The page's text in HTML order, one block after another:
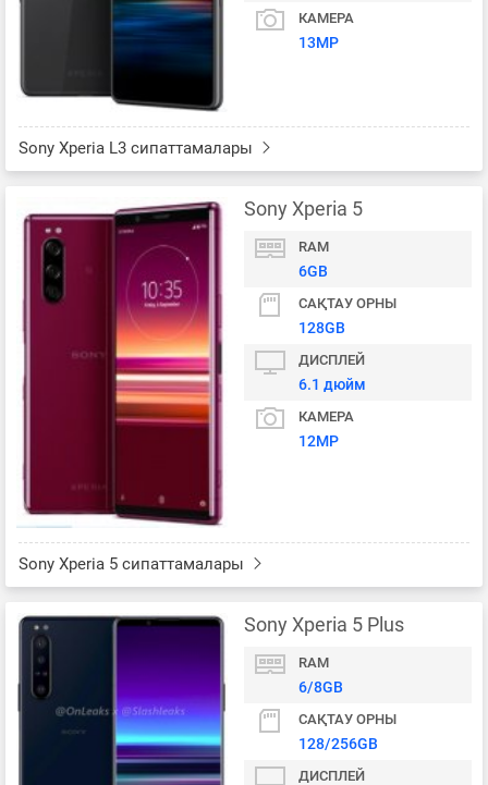
КАМЕРА
13MP
Sony Xperia L3 сипаттамалары
Sony Xperia 5
RAM
6GB
САҚТАУ ОРНЫ
128GB
ДИСПЛЕЙ
6.1 дюйм
КАМЕРА
12MP
Sony Xperia 5 сипаттамалары
Sony Xperia 5 Plus
RAM
6/8GB
САҚТАУ ОРНЫ
128/256GB
ДИСПЛЕЙ